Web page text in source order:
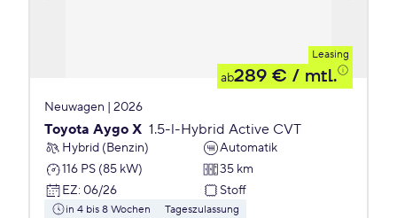
Leasing
ab289 € / mtl.
Neuwagen | 2026
Toyota Aygo X 1.5-l-Hybrid Active CVT
Hybrid (Benzin)
Automatik
116 PS (85 kW)
35 km
EZ: 06/26 Stoff
in 4 bis 8 Wochen
Tageszulassung